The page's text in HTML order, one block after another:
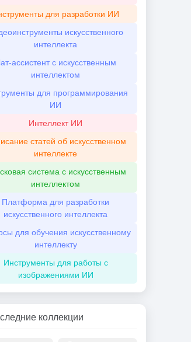
для разработки ИИ
искусственного
интеллекта
ассистент с искусственным
интеллектом
для программирования
ИИ
Интеллект ИИ
статей об искусственном
интеллекте
система с искусственным
интеллектом
Платформа для разработки
искусственного интеллекта
для обучения искусственному
интеллекту
Инструменты для работы с
изображениями ИИ
коллекции